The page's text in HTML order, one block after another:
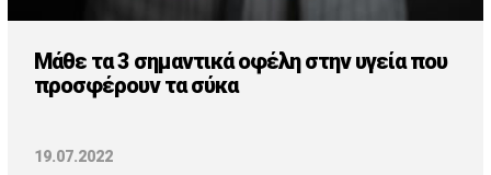
Μάθε τα 3 σημαντικά οφέλη στην υγεία που
προσφέρουν τα σύκα
19.07.2022